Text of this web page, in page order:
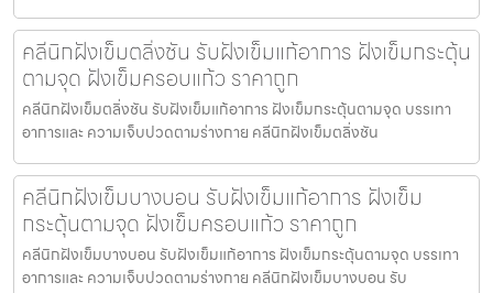
คลีนิกฝังเข็มตลิ่งชัน รับฝังเข็มแก้อาการ ฝังเข็มกระตุ้น
ตามจุด ฝังเข็มครอบแก้ว ราคาถูก
คลีนิกฝังเข็มตลิ่งชัน รับฝังเข็มแก้อาการ ฝังเข็มกระตุ้นตามจุด บรรเทา
อาการและ ความเจ็บปวดตามร่างกาย คลีนิกฝังเข็มตลิ่งชัน
คลีนิกฝังเข็มบางบอน รับฝังเข็มแก้อาการ ฝังเข็ม
กระตุ้นตามจุด ฝังเข็มครอบแก้ว ราคาถูก
คลีนิกฝังเข็มบางบอน รับฝังเข็มแก้อาการ ฝังเข็มกระตุ้นตามจุด บรรเทา
อาการและ ความเจ็บปวดตามร่างกาย คลีนิกฝังเข็มบางบอน รับ